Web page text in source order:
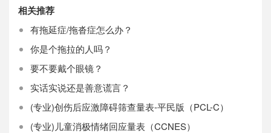
相关推荐
有拖延症/拖沓症怎么办？
你是个拖拉的人吗？
要不要戴个眼镜？
实话实说还是善意谎言？
(专业)创伤后应激障碍筛查量表-平民版（PCL-C）
(专业)儿童消极情绪回应量表（CCNES）